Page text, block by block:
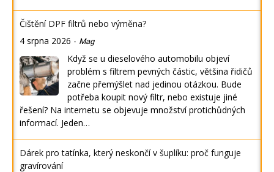
Čištění DPF filtrů nebo výměna?
4 srpna 2026 - Mag
Když se u dieselového automobilu objeví
problém s filtrem pevných částic, většina řidičů
začne přemýšlet nad jedinou otázkou. Bude
potřeba koupit nový filtr, nebo existuje jiné
řešení? Na internetu se objevuje množství protichůdných
informací. Jeden…
Dárek pro tatínka, který neskončí v šuplíku: proč funguje
gravírování